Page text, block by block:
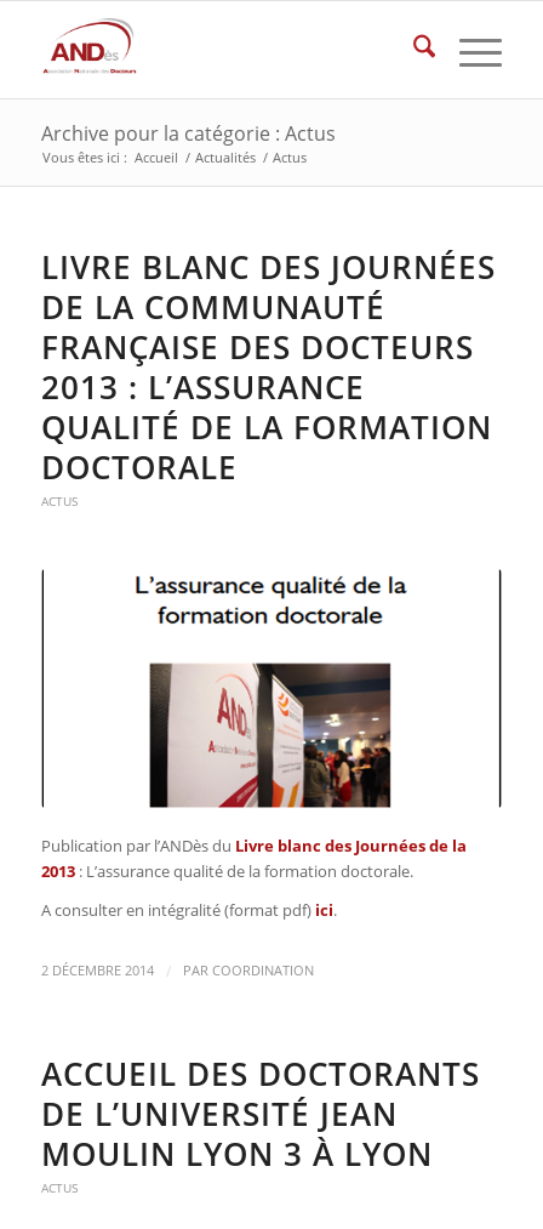
Archive pour la catégorie : Actus
Vous êtes ici : Accueil / Actualités / Actus
LIVRE BLANC DES JOURNÉES
DE LA COMMUNAUTÉ
FRANÇAISE DES DOCTEURS
2013 : L’ASSURANCE
QUALITÉ DE LA FORMATION
DOCTORALE
ACTUS
Publication par l’ANDès du Livre blanc des Journées de la
2013: L’assurance qualité de la formation doctorale.
A consulter en intégralité (format pdf) ici.
2 DÉCEMBRE 2014 / PAR COORDINATION
ACCUEIL DES DOCTORANTS
DE L’UNIVERSITÉ JEAN
MOULIN LYON 3 À LYON
ACTUS